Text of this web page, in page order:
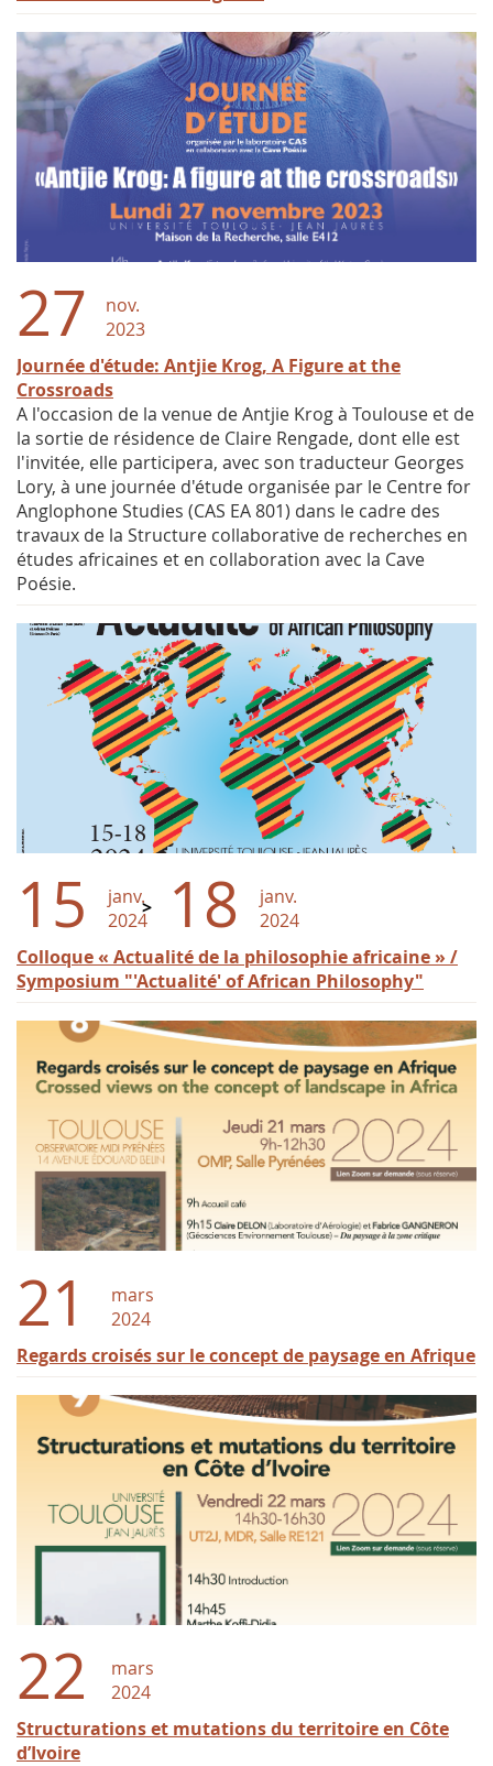
27
nov.
2023
Journée d'étude: Antjie Krog, A Figure at the
Crossroads
A l'occasion de la venue de Antjie Krog à Toulouse et de
la sortie de résidence de Claire Rengade, dont elle est
l'invitée, elle participera, avec son traducteur Georges
Lory, à une journée d'étude organisée par le Centre for
Anglophone Studies (CAS EA 801) dans le cadre des
travaux de la Structure collaborative de recherches en
études africaines et en collaboration avec la Cave
Poésie.
15
janv.
2024
18
janv.
2024
Colloque « Actualité de la philosophie africaine » /
Symposium "'Actualité' of African Philosophy"
21
mars
2024
Regards croisés sur le concept de paysage en Afrique
22
mars
2024
Structurations et mutations du territoire en Côte
d’Ivoire